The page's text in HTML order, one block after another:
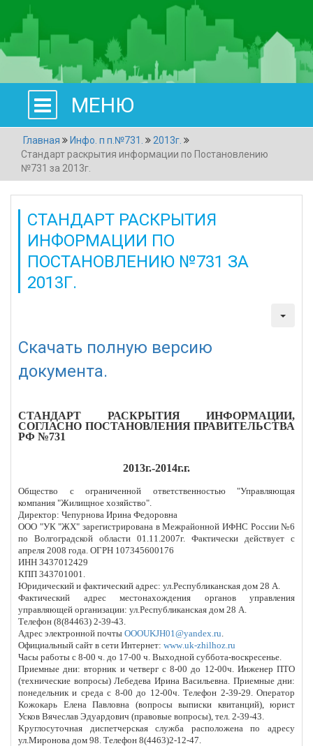
МЕНЮ
Главная Инфо. п п.№731.
2013г.
Стандарт раскрытия информации по Постановлению
№731 за 2013г.
СТАНДАРТ РАСКРЫТИЯ
ИНФОРМАЦИИ ПО
ПОСТАНОВЛЕНИЮ №731 ЗА
2013Г.
Скачать полную версию
документа.
СТАНДАРТ РАСКРЫТИЯ ИНФОРМАЦИИ,
СОГЛАСНО ПОСТАНОВЛЕНИЯ ПРАВИТЕЛЬСТВА
РФ №731
2013г.-2014г.г.
Общество с ограниченной ответственностью "Управляющая
компания "Жилищное хозяйство".
Директор: Чепурнова Ирина Федоровна
ООО "УК "ЖХ" зарегистрирована в Межрайонной ИФНС России №6
по Волгоградской области 01.11.2007г. Фактически действует с
апреля 2008 года. ОГРН 107345600176
ИНН 3437012429
КПП 343701001.
Юридический и фактический адрес: ул.Республиканская дом 28 А.
Фактический адрес местонахождения органов управления
управляющей организации: ул.Республиканская дом 28 А.
Телефон (8(84463) 2-39-43.
Адрес электронной почты OOOUKJH01@yandex.ru
Официальный сайт в сети Интернет: www.uk-zhilhoz ru
Часы работы с 8-00 ч. до 17-00 ч. Выходной суббота-воскресенье.
Приемные дни: вторник и четверг с 8-00 до 12-00ч. Инженер ПТО
(технические вопросы) Лебедева Ирина Васильевна. Приемные дни:
понедельник и среда с 8-00 до 12-00ч. Телефон 2-39-29. Оператор
Кожокарь Елена Павловна (вопросы выписки квитанций), юрист
Усков Вячеслав Эдуардович (правовые вопросы), тел. 2-39-43.
Круглосуточная диспетчерская служба расположена по адресу
ул.Миронова дом 98. Телефон 8(4463)2-12-47.